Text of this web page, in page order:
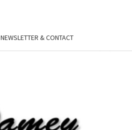
NEWSLETTER & CONTACT